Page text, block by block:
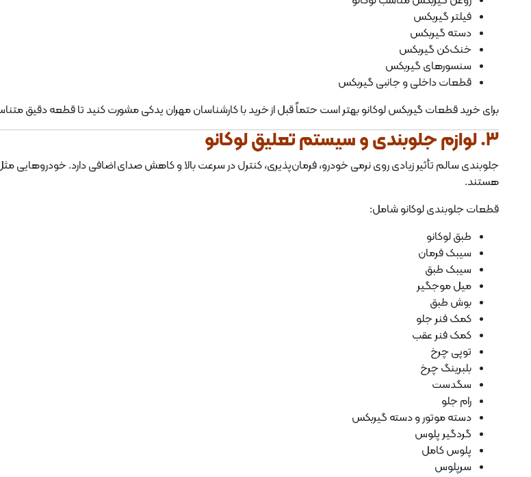
فیلتر گیربکس
دسته گیربکس
خنک‌کن گیربکس
سنسورهای گیربکس
قطعات داخلی و جانبی گیربکس
برای خرید قطعات گیربکس لوکانو بهتر است حتماً قبل از خرید با کارشناسان مهران یدکی مشورت کنید تا قطعه دقیق
3. لوازم جلوبندی و سیستم تعلیق لوکانو
هستند.
قطعات جلوبندی لوکانو شامل:
طبق لوکانو
سیبک فرمان
سیبک طبق
میل موجگیر
بوش طبق
کمک فنر جلو
کمک فنر عقب
توپی چرخ
بلبرینگ چرخ
سگدست
رام جلو
دسته موتور و دسته گیربکس
گردگیر پلوس
پلوس کامل
سرپلوس